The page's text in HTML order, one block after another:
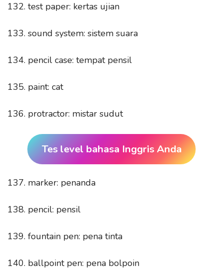
132. test paper: kertas ujian
133. sound system: sistem suara
134. pencil case: tempat pensil
135. paint: cat
136. protractor: mistar sudut
Tes level bahasa Inggris Anda
137. marker: penanda
138. pencil: pensil
139. fountain pen: pena tinta
140. ballpoint pen: pena bolpoin